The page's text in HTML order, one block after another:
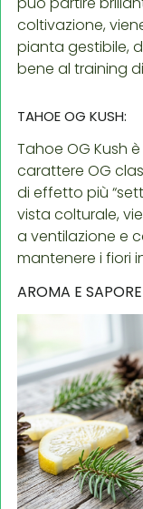
coltivazione,
pianta gestibile,
bene al training
TAHOE OG KUSH:
Tahoe OG Kush
carattere OG
di effetto più
vista colturale,
a ventilazione e
mantenere i fiori
AROMA E